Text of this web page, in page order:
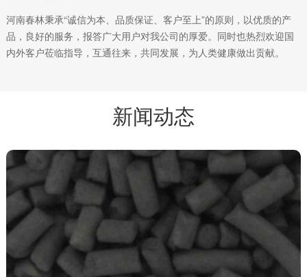
河南春林秉承“诚信为本、品质保证、客户至上”的原则，以优质的产
品，良好的服务，报答广大用户对我公司的厚爱。同时也热烈欢迎国
内外客户莅临指导，互通往来，共同发展，为人类健康做出贡献。
新闻动态